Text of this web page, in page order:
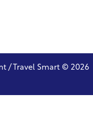
/ Travel Smart © 2026